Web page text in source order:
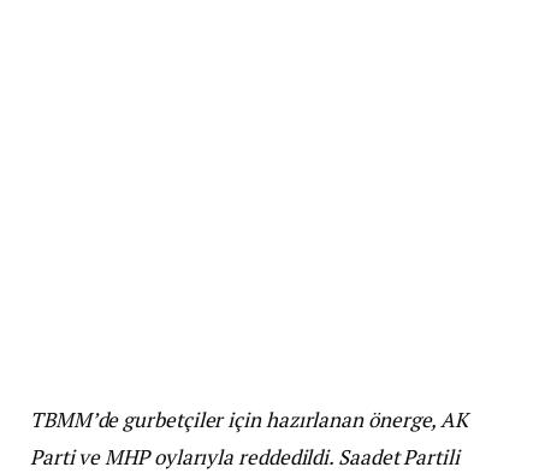
TBMM’de gurbetçiler için hazırlanan önerge, AK
Parti ve MHP oylarıyla reddedildi. Saadet Partili